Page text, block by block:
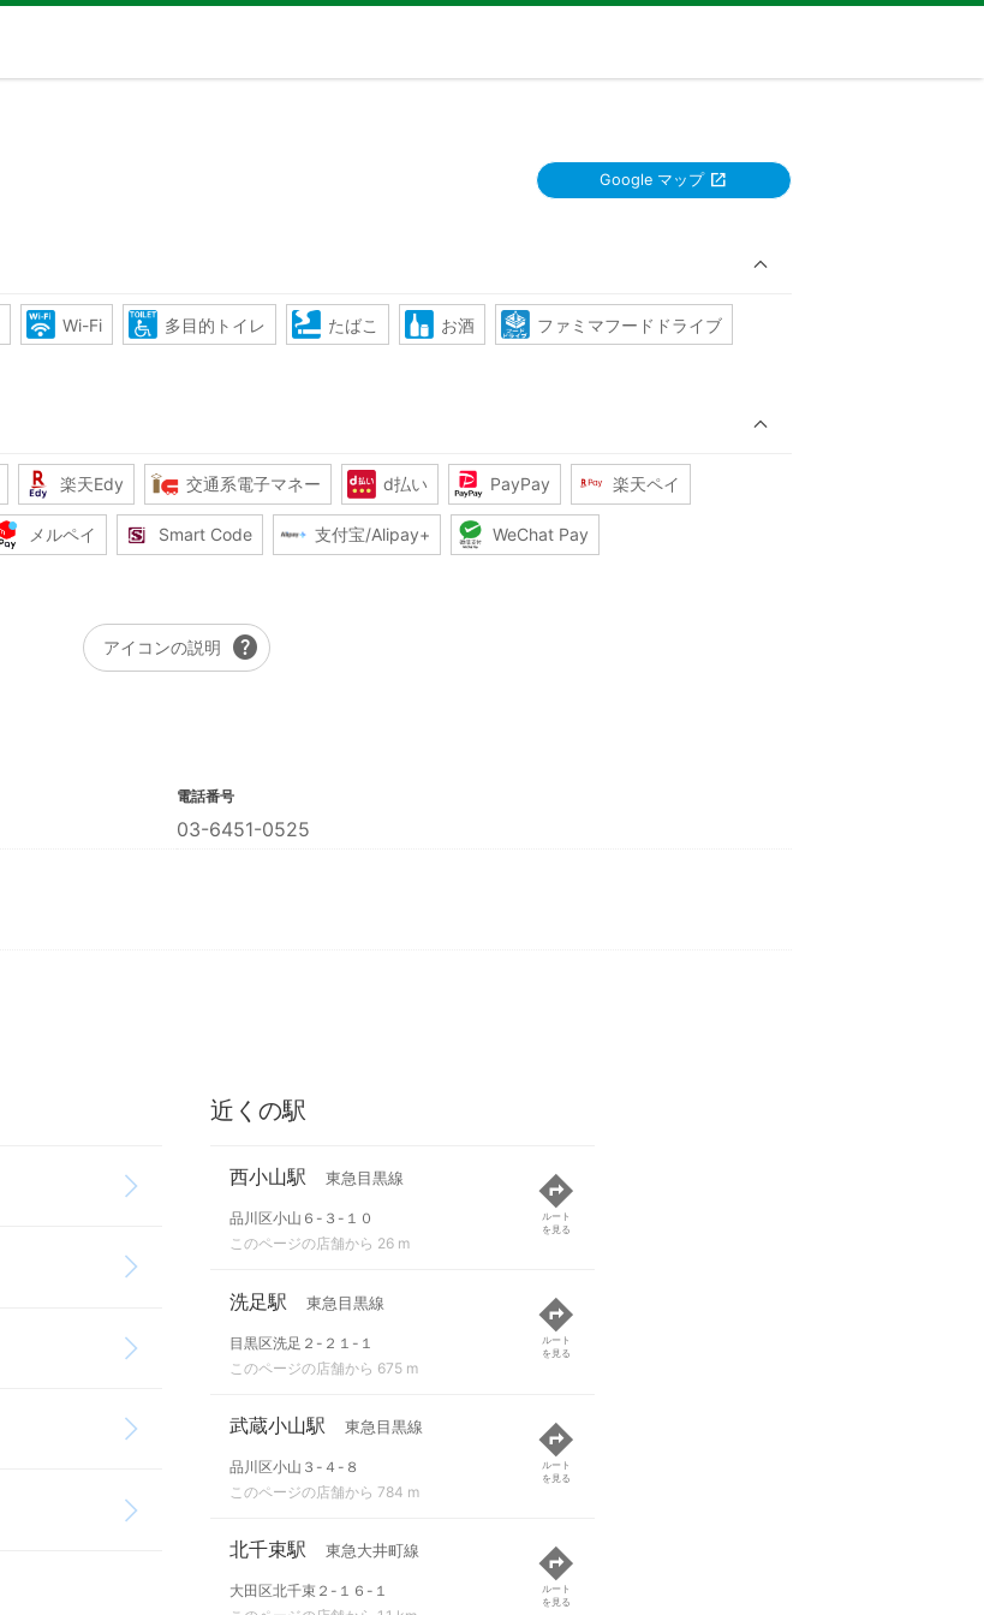
Google マップ
Wi-Fi 多目的トイレ たばこ お酒 ファミマフードドライブ
楽天Edy 交通系電子マネー d払い PayPay 楽天ペイ
メルペイ Smart Code 支付宝/Alipay+ WeChat Pay
アイコンの説明 help
電話番号
03-6451-0525
近くの駅
西小山駅 東急目黒線
品川区小山６-３-１０
このページの店舗から 26 m
ルート
を見る
洗足駅 東急目黒線
目黒区洗足２-２１-１
このページの店舗から 675 m
ルート
を見る
武蔵小山駅 東急目黒線
品川区小山３-４-８
このページの店舗から 784 m
ルート
を見る
北千束駅 東急大井町線
大田区北千束２-１６-１
ルート
を見る